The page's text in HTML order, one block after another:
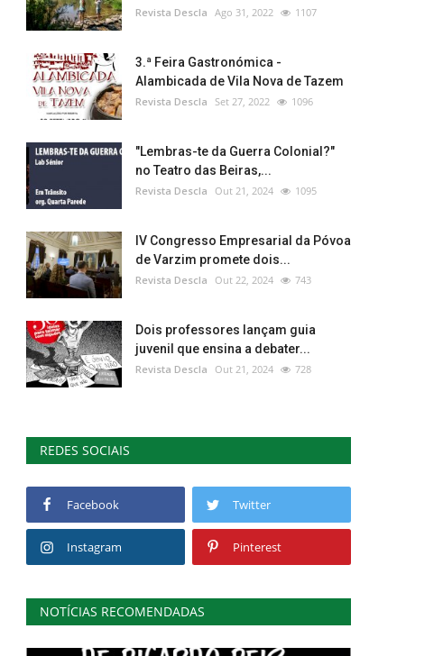
Revista Descla Ago 31, 2022 1107
3.ª Feira Gastronómica -
Alambicada de Vila Nova de Tazem
Revista Descla Set 27, 2022 1096
"Lembras-te da Guerra Colonial?"
no Teatro das Beiras,...
Revista Descla Out 21, 2024 1095
IV Congresso Empresarial da Póvoa
de Varzim promete dois...
Revista Descla Out 22, 2024 743
Dois professores lançam guia
juvenil que ensina a debater...
Revista Descla Out 21, 2024 728
REDES SOCIAIS
Facebook Twitter
Instagram Pinterest
NOTÍCIAS RECOMENDADAS